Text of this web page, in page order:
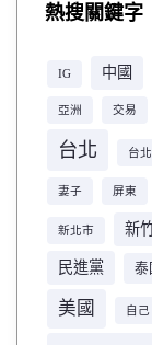
熱搜關鍵字
IG 中國
亞洲 交易
台北 台
妻子 屏東
新北市 新
民進黨 泰
美國 自己